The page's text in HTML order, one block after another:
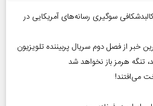
سوگیری رسانه‌های آمریکایی در
تنگه هرمز باز نخواهد شد
می‌افتند!